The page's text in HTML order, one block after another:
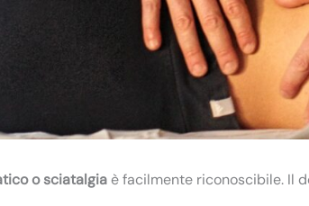
o sciatalgia è facilmente riconoscibile. Il